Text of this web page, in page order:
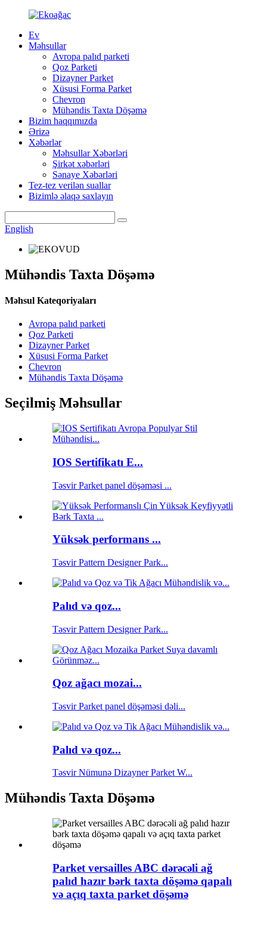
Ev
Məhsullar
Avropa palıd parketi
Qoz Parketi
Dizayner Parket
Xüsusi Forma Parket
Chevron
Mühəndis Taxta Döşəmə
Bizim haqqımızda
Ərizə
Xəbərlər
Məhsullar Xəbərləri
Şirkət xəbərləri
Sənaye Xəbərləri
Tez-tez verilən suallar
Bizimlə əlaqə saxlayın
English
Mühəndis Taxta Döşəmə
Məhsul Kateqoriyaları
Avropa palıd parketi
Qoz Parketi
Dizayner Parket
Xüsusi Forma Parket
Chevron
Mühəndis Taxta Döşəmə
Seçilmiş Məhsullar
IOS Sertifikatı E...
Təsvir Parket panel döşəməsi ...
Yüksək performans ...
Təsvir Pattern Designer Park...
Palıd və qoz...
Təsvir Pattern Designer Park...
Qoz ağacı mozai...
Təsvir Parket panel döşəməsi dəli...
Palıd və qoz...
Təsvir Nümunə Dizayner Parket W...
Mühəndis Taxta Döşəmə
Parket versailles ABC dərəcəli ağ
palıd hazır bərk taxta döşəmə qapalı
və açıq taxta parket döşəmə